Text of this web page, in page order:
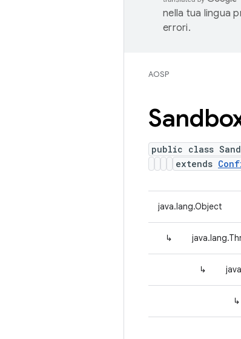
nella tua lingua
errori.
AOSP
public class
extends
java.lang.Object
↳
↳
↳